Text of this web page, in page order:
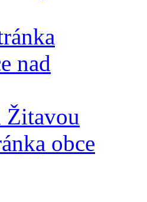
Žitavou
obce